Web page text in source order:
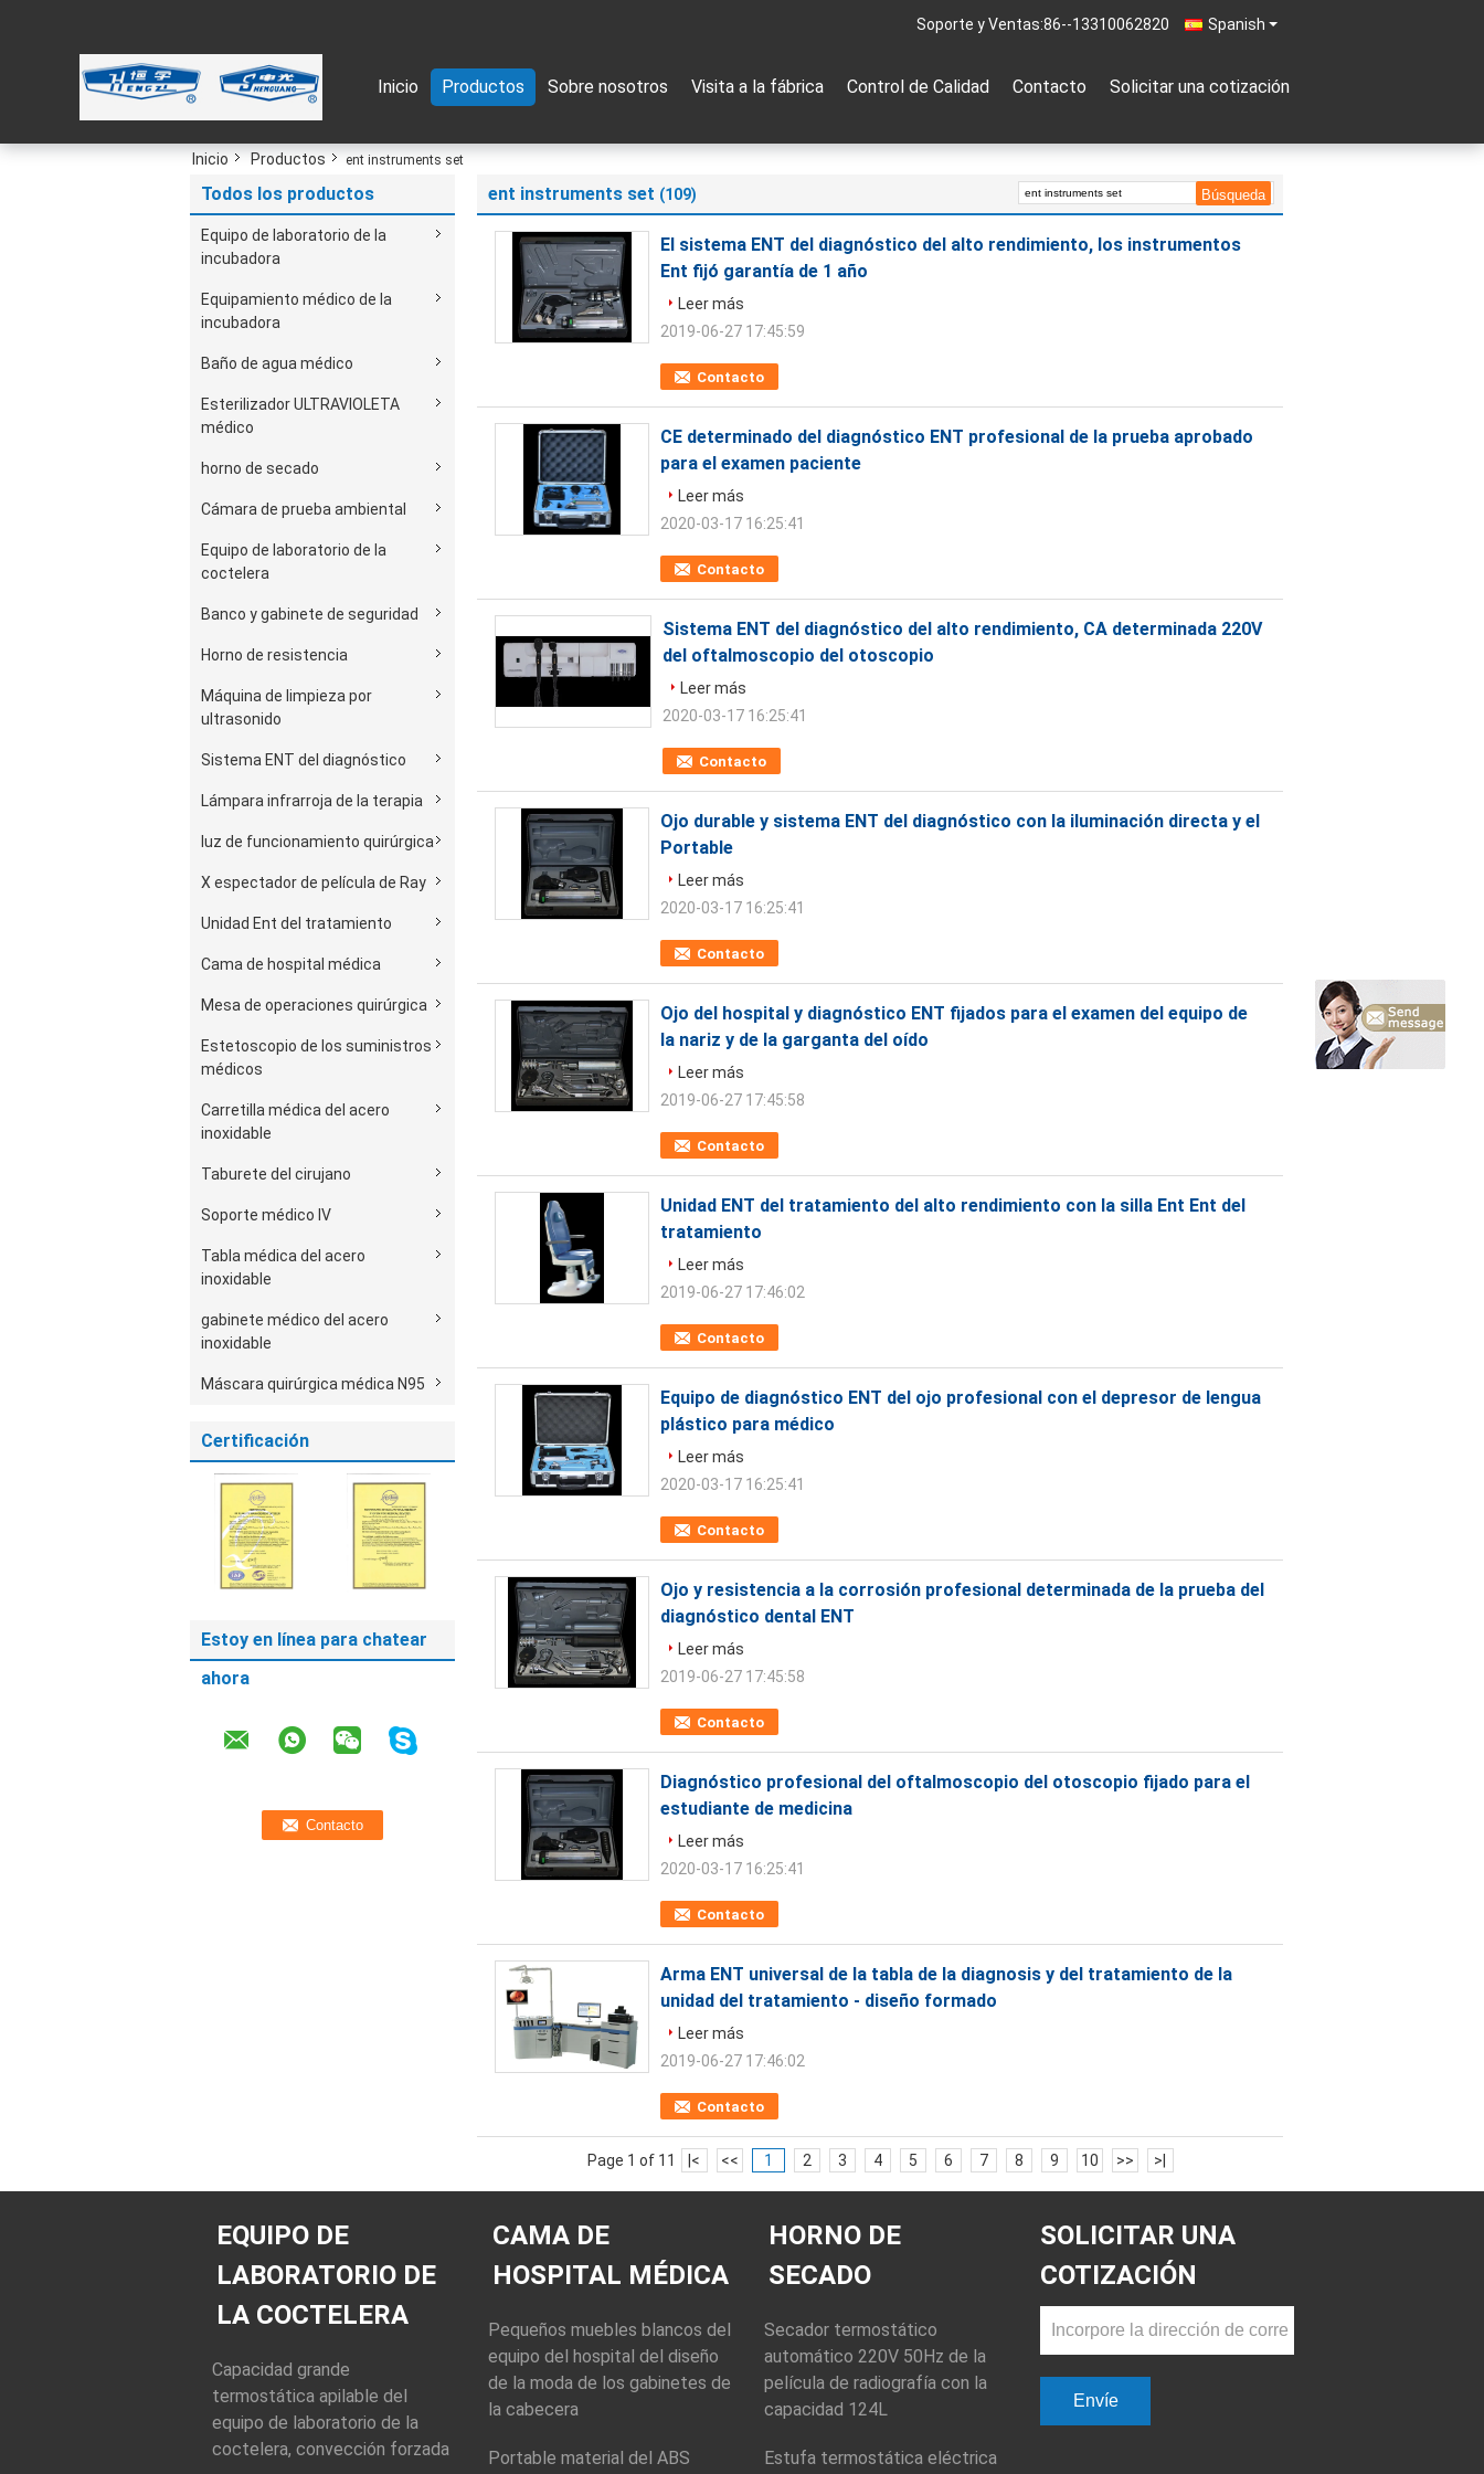
Spanish
Soporte y Ventas:86--13310062820
Inicio Productos Sobre nosotros Visita a la fábrica Control de Calidad Contacto Solicitar una cotización
Inicio Productos ent instruments set
Todos los productos
Equipo de laboratorio de la
incubadora
Equipamiento médico de la
incubadora
Baño de agua médico
Esterilizador ULTRAVIOLETA
médico
horno de secado
Cámara de prueba ambiental
Equipo de laboratorio de la
coctelera
Banco y gabinete de seguridad
Horno de resistencia
Máquina de limpieza por
ultrasonido
Sistema ENT del diagnóstico
Lámpara infrarroja de la terapia
luz de funcionamiento quirúrgica
X espectador de película de Ray
Unidad Ent del tratamiento
Cama de hospital médica
Mesa de operaciones quirúrgica
Estetoscopio de los suministros
médicos
Carretilla médica del acero
inoxidable
Taburete del cirujano
Soporte médico IV
Tabla médica del acero
inoxidable
gabinete médico del acero
inoxidable
Máscara quirúrgica médica N95
Certificación
Estoy en línea para chatear
ahora
ent instruments set (109)
El sistema ENT del diagnóstico del alto rendimiento, los instrumentos
Ent fijó garantía de 1 año
Contacto
Leer más
2019-06-27 17:45:59
CE determinado del diagnóstico ENT profesional de la prueba aprobado
para el examen paciente
Contacto
Leer más
2020-03-17 16:25:41
Sistema ENT del diagnóstico del alto rendimiento, CA determinada 220V
del oftalmoscopio del otoscopio
Contacto
Leer más
2020-03-17 16:25:41
Ojo durable y sistema ENT del diagnóstico con la iluminación directa y el
Portable
Contacto
Leer más
2020-03-17 16:25:41
Ojo del hospital y diagnóstico ENT fijados para el examen del equipo de
la nariz y de la garganta del oído
Contacto
Leer más
2019-06-27 17:45:58
Unidad ENT del tratamiento del alto rendimiento con la silla Ent Ent del
tratamiento
Contacto
Leer más
2019-06-27 17:46:02
Equipo de diagnóstico ENT del ojo profesional con el depresor de lengua
plástico para médico
Contacto
Leer más
2020-03-17 16:25:41
Ojo y resistencia a la corrosión profesional determinada de la prueba del
diagnóstico dental ENT
Contacto
Leer más
2019-06-27 17:45:58
Diagnóstico profesional del oftalmoscopio del otoscopio fijado para el
estudiante de medicina
Contacto
Leer más
2020-03-17 16:25:41
Arma ENT universal de la tabla de la diagnosis y del tratamiento de la
unidad del tratamiento - diseño formado
Contacto
Leer más
2019-06-27 17:46:02
Page 1 of 11 |< << 1 2 3 4 5 6 7 8 9 10 >> >|
EQUIPO DE
LABORATORIO DE
LA COCTELERA
Capacidad grande
termostática apilable del
equipo de laboratorio de la
coctelera, convección forzada
CAMA DE
HOSPITAL MÉDICA
Pequeños muebles blancos del
equipo del hospital del diseño
de la moda de los gabinetes de
la cabecera
Portable material del ABS
HORNO DE
SECADO
Secador termostático
automático 220V 50Hz de la
película de radiografía con la
capacidad 124L
Estufa termostática eléctrica
SOLICITAR UNA
COTIZACIÓN
Envíe